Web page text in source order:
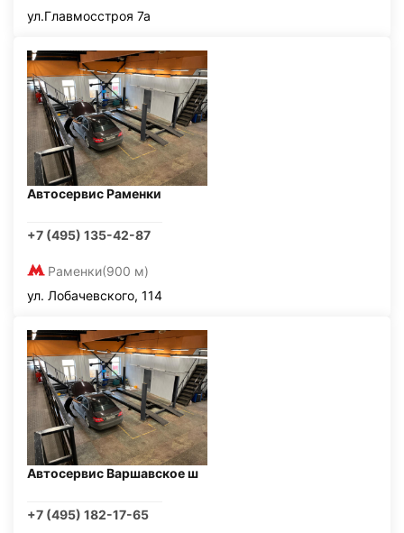
ул.Главмосстроя 7а
Автосервис Раменки
+7 (495) 135-42-87
Раменки(900 м)
ул. Лобачевского, 114
Автосервис Варшавское ш
+7 (495) 182-17-65